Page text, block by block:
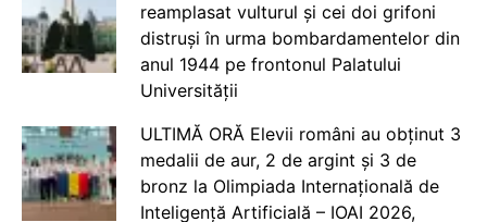
reamplasat vulturul și cei doi grifoni
distruși în urma bombardamentelor din
anul 1944 pe frontonul Palatului
Universității
ULTIMĂ ORĂ Elevii români au obținut 3
medalii de aur, 2 de argint și 3 de
bronz la Olimpiada Internațională de
Inteligență Artificială – IOAI 2026,